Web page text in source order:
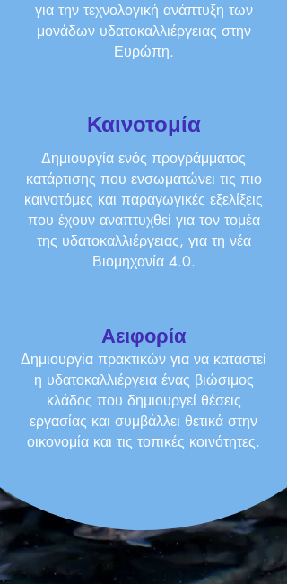
για την τεχνολογική ανάπτυξη των
μονάδων υδατοκαλλιέργειας στην
Ευρώπη.
Καινοτομία
Δημιουργία ενός προγράμματος
κατάρτισης που ενσωματώνει τις πιο
καινοτόμες και παραγωγικές εξελίξεις
που έχουν αναπτυχθεί για τον τομέα
της υδατοκαλλιέργειας, για τη νέα
Βιομηχανία 4.0.
Αειφορία
Δημιουργία πρακτικών για να καταστεί
η υδατοκαλλιέργεια ένας βιώσιμος
κλάδος που δημιουργεί θέσεις
εργασίας και συμβάλλει θετικά στην
οικονομία και τις τοπικές κοινότητες.